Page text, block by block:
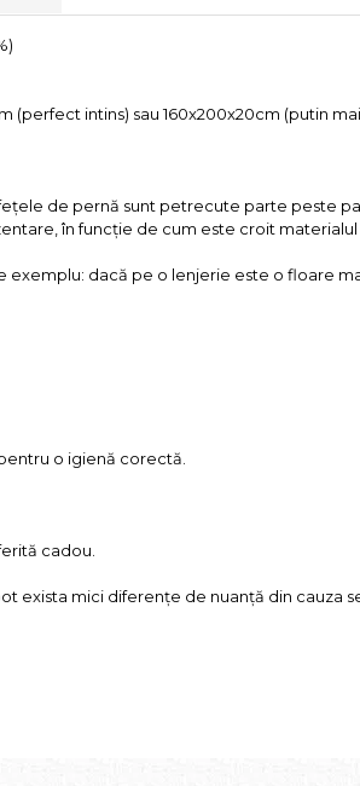
(perfect intins) sau 160x200x20cm (putin
de pernă sunt petrecute parte peste
în funcție de cum este croit
dacă pe o lenjerie este o floare
utilizare pentru o igienă
cadou.
exista mici diferențe de nuanță din cauza